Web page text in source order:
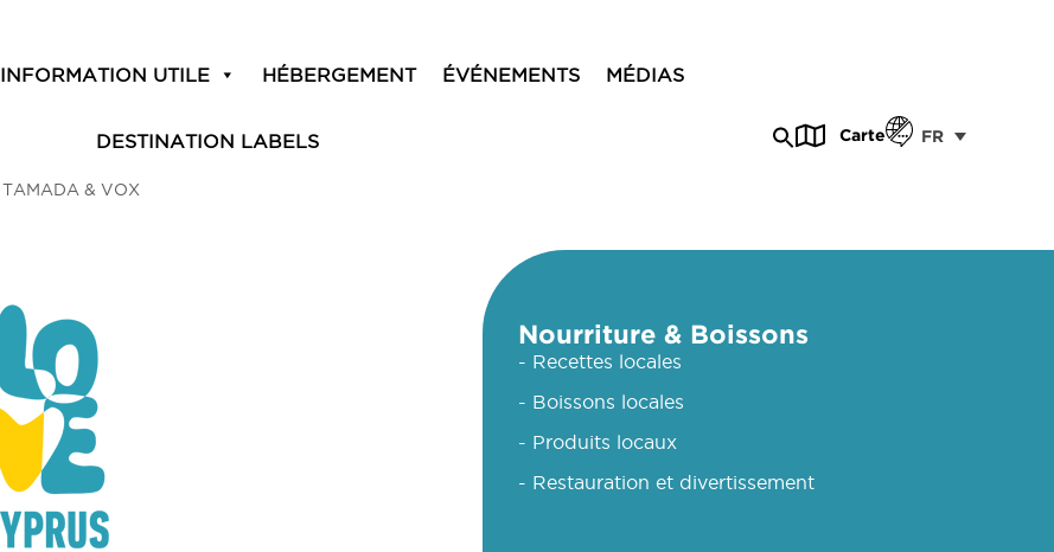
INFORMATION UTILE HÉBERGEMENT ÉVÉNEMENTS MÉDIAS
DESTINATION LABELS Carte FR
TAMADA & VOX
Nourriture & Boissons
- Recettes locales
- Boissons locales
- Produits locaux
- Restauration et divertissement